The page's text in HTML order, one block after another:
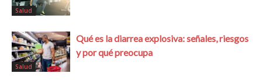
Salud
Salud
Qué es la diarrea explosiva: señales, riesgos
y por qué preocupa